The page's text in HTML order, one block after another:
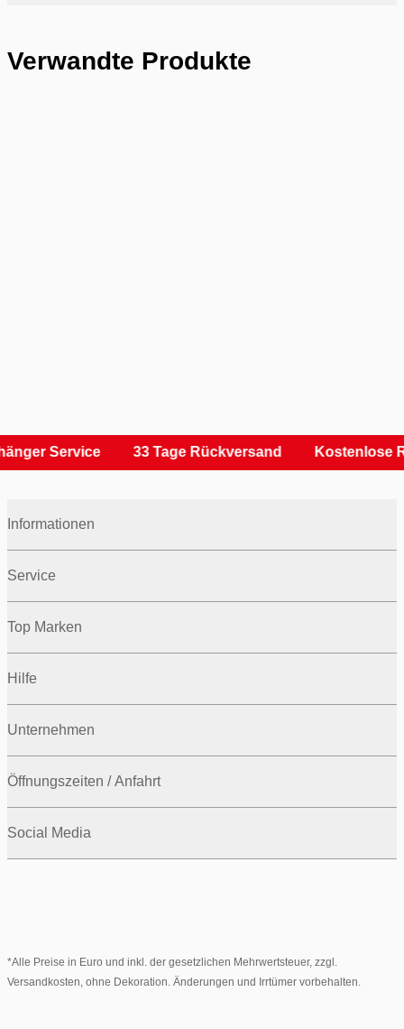
Verwandte Produkte
Service 33 Tage Rückversand Kostenlose
Informationen
Service
Top Marken
Hilfe
Unternehmen
Öffnungszeiten / Anfahrt
Social Media
*Alle Preise in Euro und inkl. der gesetzlichen Mehrwertsteuer, zzgl.
Versandkosten, ohne Dekoration. Änderungen und Irrtümer vorbehalten.